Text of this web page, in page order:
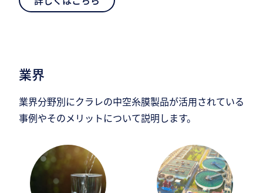
業界
業界分野別にクラレの中空糸膜製品が活用されている
事例やそのメリットについて説明します。